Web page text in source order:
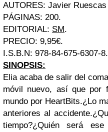
AUTORES: Javier
PÁGINAS: 200.
EDITORIAL: SM.
PRECIO: 9,95€.
I.S.B.N: 978-84-675-6307-8.
SINOPSIS:
Elia acaba de salir del
móvil nuevo, así que por
mundo por HeartBits.¿Lo
anteriores al
tiempo?¿Quién será